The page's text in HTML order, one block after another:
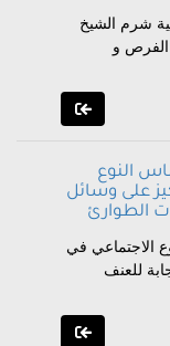
شرم الشيخ
العربية الفرص و
النوع
على وسائل
الطوارئ
الاجتماعي في
للعنف